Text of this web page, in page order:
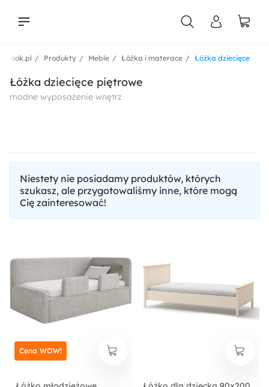
Łóżka dziecięce
Łóżka i materace
Meble
Produkty
Łóżka dziecięce piętrowe
modne wyposażenie wnętrz
Niestety nie posiadamy produktów, których
szukasz, ale przygotowaliśmy inne, które mogą
Cię zainteresować!
Cena WOW!